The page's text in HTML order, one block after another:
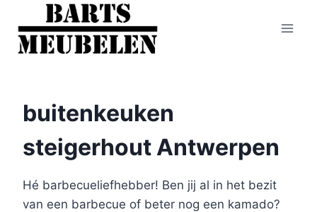
Doorgaan
naar
inhoud
buitenkeuken
steigerhout Antwerpen
Hé barbecueliefhebber! Ben jij al in het bezit
van een barbecue of beter nog een kamado?